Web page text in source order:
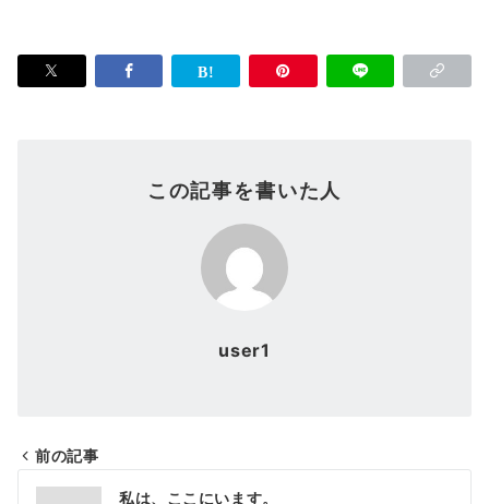
この記事を書いた人
user1
投
前の記事
私は、ここにいます。